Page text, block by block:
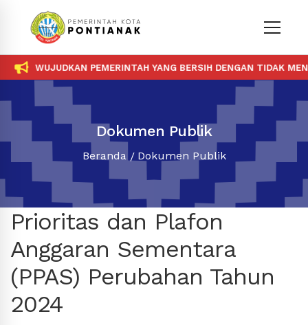
WUJUDKAN PEMERINTAH YANG BERSIH DENGAN TIDAK
Dokumen Publik
Beranda Dokumen Publik
Prioritas dan Plafon
Anggaran Sementara
(PPAS) Perubahan Tahun
2024